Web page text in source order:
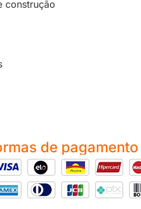
construção
de pagamento